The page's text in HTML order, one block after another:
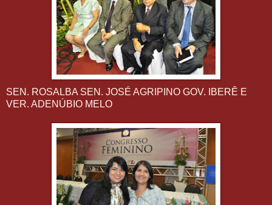
SEN. ROSALBA SEN. JOSÉ AGRIPINO GOV. IBERÊ E
VER. ADENÚBIO MELO